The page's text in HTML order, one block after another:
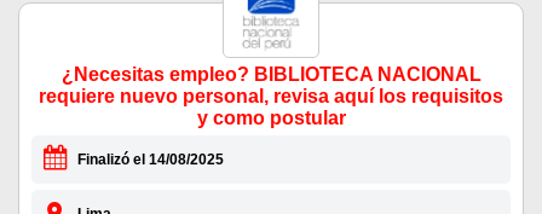
¿Necesitas empleo? BIBLIOTECA NACIONAL
requiere nuevo personal, revisa aquí los requisitos
y como postular
Finalizó el 14/08/2025